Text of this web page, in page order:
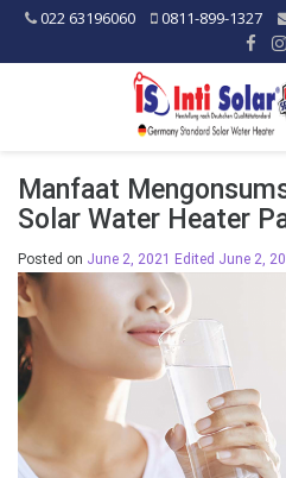
022 63196060 0811-899-1327
Manfaat
Solar Water Heater
Posted on June 2, 2021 Edited June 2,